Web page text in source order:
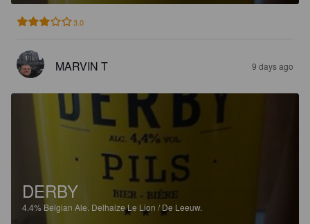
3.0
MARVIN T 9 days ago
DERBY
4.4% Belgian Ale. Delhaize Le Lion / De Leeuw.